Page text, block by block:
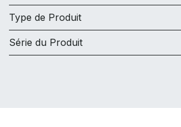
Type de Produit
Série du Produit